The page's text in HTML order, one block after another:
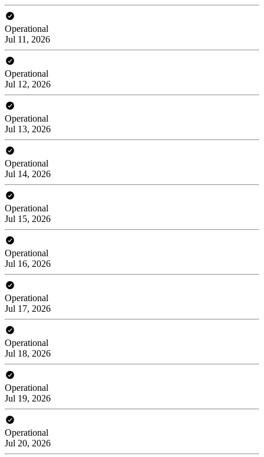
Operational
Jul 11, 2026
Operational
Jul 12, 2026
Operational
Jul 13, 2026
Operational
Jul 14, 2026
Operational
Jul 15, 2026
Operational
Jul 16, 2026
Operational
Jul 17, 2026
Operational
Jul 18, 2026
Operational
Jul 19, 2026
Operational
Jul 20, 2026